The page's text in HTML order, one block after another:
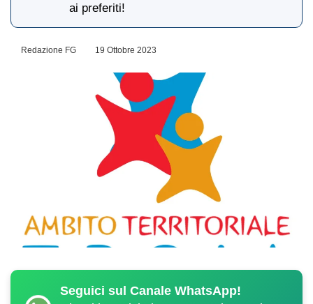
ai preferiti!
Redazione FG 19 Ottobre 2023
Seguici sul Canale WhatsApp!